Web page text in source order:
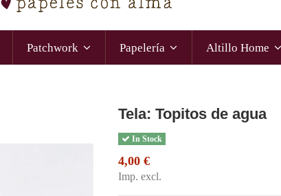
Patchwork Papelería Altillo Home
Tela: Topitos de agua
In Stock
4,00 €
Imp. excl.